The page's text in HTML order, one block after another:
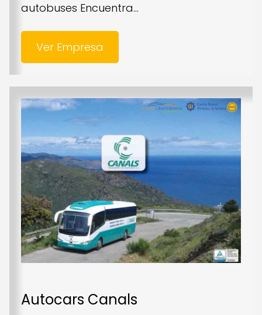
autobuses Encuentra...
Ver Empresa
Autocars Canals